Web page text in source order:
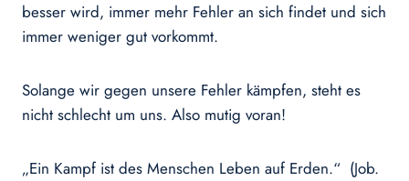
besser wird, immer mehr Fehler an sich findet und sich
immer weniger gut vorkommt.
Solange wir gegen unsere Fehler kämpfen, steht es
nicht schlecht um uns. Also mutig voran!
„Ein Kampf ist des Menschen Leben auf Erden.“ (Job.